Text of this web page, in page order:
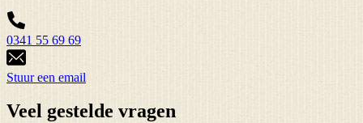
0341 55 69 69
Stuur een email
Veel gestelde vragen